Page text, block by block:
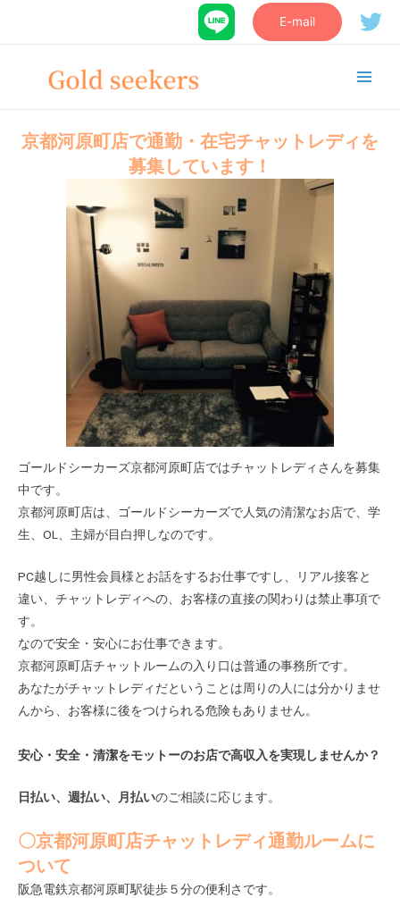
E-mail
京都河原町店で通勤・在宅チャットレディを
募集しています！
ゴールドシーカーズ京都河原町店ではチャットレディさんを募集
中です。
京都河原町店は、ゴールドシーカーズで人気の清潔なお店で、学
生、OL、主婦が目白押しなのです。
PC越しに男性会員様とお話をするお仕事ですし、リアル接客と
違い、チャットレディへの、お客様の直接の関わりは禁止事項で
す。
なので安全・安心にお仕事できます。
京都河原町店チャットルームの入り口は普通の事務所です。
あなたがチャットレディだということは周りの人には分かりませ
んから、お客様に後をつけられる危険もありません。
安心・安全・清潔をモットーのお店で高収入を実現しませんか？
日払い、週払い、月払いのご相談に応じます。
〇京都河原町店チャットレディ通勤ルームに
ついて
阪急電鉄京都河原町駅徒歩５分の便利さです。